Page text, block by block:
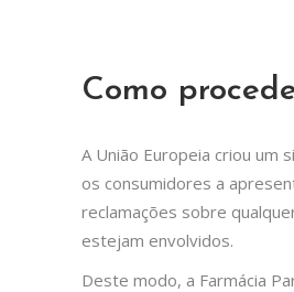
Como
A União Europeia criou um
os consumidores a
reclamações sobre
estejam envolvidos.
Deste modo, a Farmácia